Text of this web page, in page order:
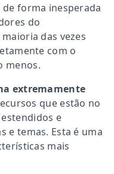
forma inesperada
do
das vezes
com o
menos.
extremamente
que estão no
e
e temas. Esta é uma
mais